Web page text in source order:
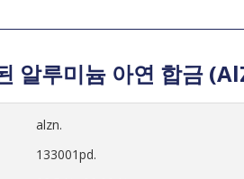
알루미늄 아연 합금
alzn.
133001pd.